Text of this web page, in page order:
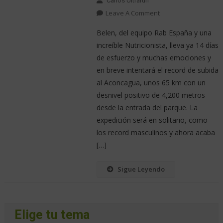
Leave A Comment
Belen, del equipo Rab España y una
increíble Nutricionista, lleva ya 14 días
de esfuerzo y muchas emociones y
en breve intentará el record de subida
al Aconcagua, unos 65 km con un
desnivel positivo de 4,200 metros
desde la entrada del parque. La
expedición será en solitario, como
los record masculinos y ahora acaba
[…]
Sigue Leyendo
Elige tu tema